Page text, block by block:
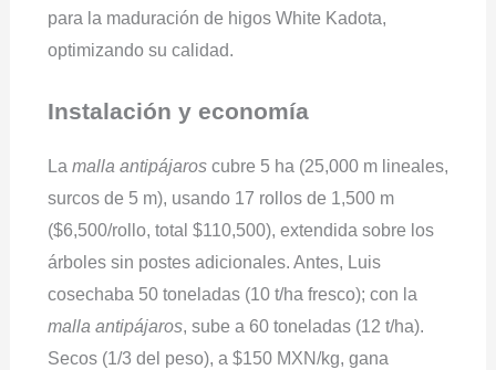
para la maduración de higos White Kadota,
optimizando su calidad.
Instalación y economía
La malla antipájaroscubre 5 ha (25,000 m lineales,
surcos de 5 m), usando 17 rollos de 1,500 m
($6,500/rollo, total $110,500), extendida sobre los
árboles sin postes adicionales. Antes, Luis
cosechaba 50 toneladas (10 t/ha fresco); con la
malla antipájaros, sube a 60 toneladas (12 t/ha).
Secos (1/3 del peso), a $150 MXN/kg, gana